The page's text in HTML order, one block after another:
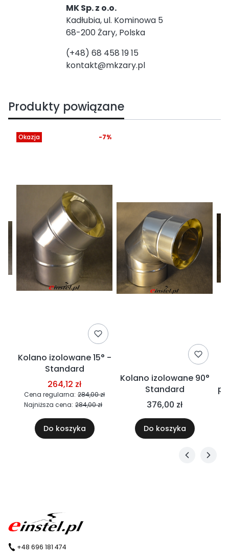
MK Sp. z o.o.
Kadłubia, ul. Kominowa 5
68-200 Żary, Polska
(+48) 68 458 19 15
kontakt@mkzary.pl
Produkty powiązane
Okazja
Kolano izolowane 15° -
Standard
264,12 zł
Cena regularna: 284,00 zł
-7%
Najniższa cena: 284,00 zł
Do koszyka
Kolano izolowane 90°
Standard
376,00 zł
Do koszyka
+48 696 181 474